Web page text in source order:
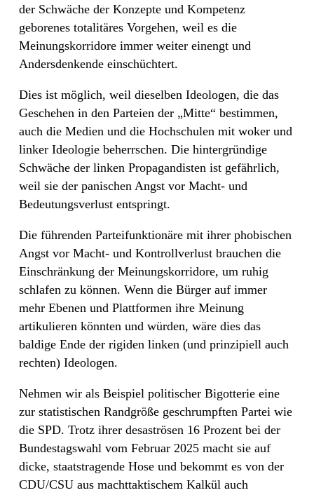
der Schwäche der Konzepte und Kompetenz
geborenes totalitäres Vorgehen, weil es die
Meinungskorridore immer weiter einengt und
Andersdenkende einschüchtert.
Dies ist möglich, weil dieselben Ideologen, die das
Geschehen in den Parteien der „Mitte“ bestimmen,
auch die Medien und die Hochschulen mit woker und
linker Ideologie beherrschen. Die hintergründige
Schwäche der linken Propagandisten ist gefährlich,
weil sie der panischen Angst vor Macht- und
Bedeutungsverlust entspringt.
Die führenden Parteifunktionäre mit ihrer phobischen
Angst vor Macht- und Kontrollverlust brauchen die
Einschränkung der Meinungskorridore, um ruhig
schlafen zu können. Wenn die Bürger auf immer
mehr Ebenen und Plattformen ihre Meinung
artikulieren könnten und würden, wäre dies das
baldige Ende der rigiden linken (und prinzipiell auch
rechten) Ideologen.
Nehmen wir als Beispiel politischer Bigotterie eine
zur statistischen Randgröße geschrumpften Partei wie
die SPD. Trotz ihrer desaströsen 16 Prozent bei der
Bundestagswahl vom Februar 2025 macht sie auf
dicke, staatstragende Hose und bekommt es von der
CDU/CSU aus machttaktischem Kalkül auch